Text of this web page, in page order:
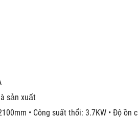
sản xuất
• Công suất thổi: 3.7KW • Độ ồn